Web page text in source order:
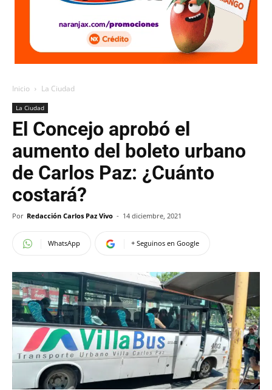
Inicio La Ciudad
La Ciudad
El Concejo aprobó el
aumento del boleto urbano
de Carlos Paz: ¿Cuánto
costará?
Por Redacción Carlos Paz Vivo - 14 diciembre, 2021
WhatsApp + Seguinos en Google